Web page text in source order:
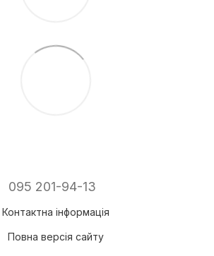
095 201-94-13
Контактна інформація
Повна версія сайту